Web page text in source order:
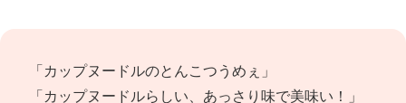
「カップヌードルのとんこつうめぇ」
「カップヌードルらしい、あっさり味で美味い！」